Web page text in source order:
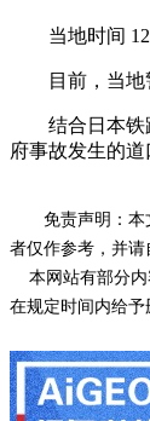
当地时间 12
目前，当地警
结合日本铁路
府事故发生的
免责声明：
者仅作参考，并请
本网站有部分内
在规定时间内给予